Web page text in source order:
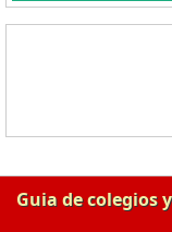
Guia de colegios